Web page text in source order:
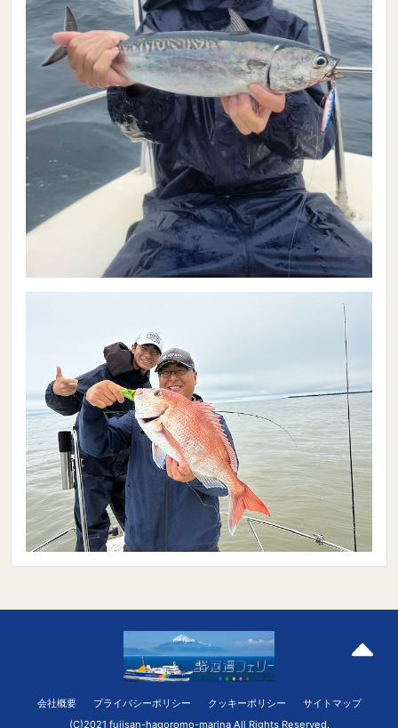
(C)2021 fujisan-hagoromo-marina All Rights Reserved.
会社概要 プライバシーポリシー クッキーポリシー サイトマップ